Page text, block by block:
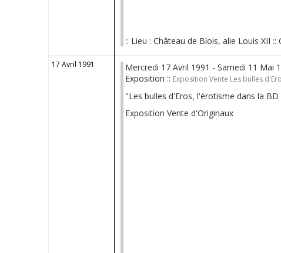
:: Lieu : Château de Blois, alie Louis XII
17 Avril 1991
Mercredi 17 Avril 1991 - Samedi 11 Mai
Exposition :: Exposition Vente Les bulles
"Les bulles d'Eros, l'érotisme dans la BD
Exposition Vente d'Originaux